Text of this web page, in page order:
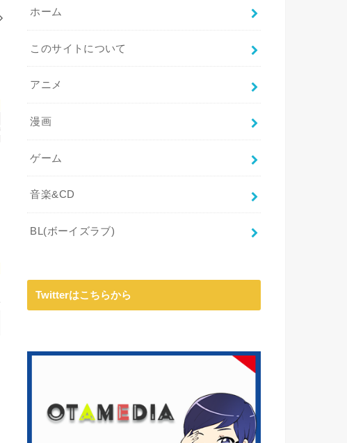
ホーム
このサイトについて
アニメ
漫画
ゲーム
音楽&CD
BL(ボーイズラブ)
Twitterはこちらから